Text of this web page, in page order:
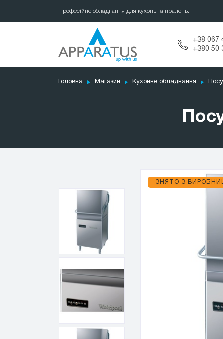
Професійне обладнання для кухонь та пралень.
+38 067
+380 50
Головна Магазин Кухонне обладнання
ЗНЯТО З